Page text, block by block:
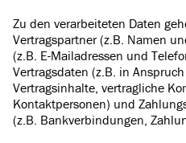
Zu den verarbeiteten Daten
Vertragspartner (z.B. Namen
(z.B. E-Mailadressen und
Vertragsdaten (z.B. in
Vertragsinhalte, vertragliche
Kontaktpersonen) und
(z.B. Bankverbindungen,